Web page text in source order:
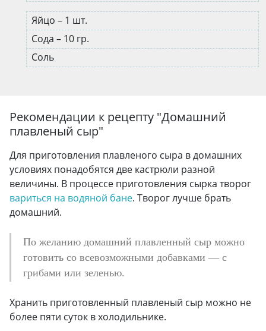
Яйцо – 1 шт.
Сода – 10 гр.
Соль
Рекомендации к рецепту "Домашний
плавленый сыр"
Для приготовления плавленого сыра в домашних
условиях понадобятся две кастрюли разной
величины. В процессе приготовления сырка творог
вариться на водяной бане. Творог лучше брать
домашний.
По желанию домашний плавленный сыр можно
готовить со всевозможными добавками — с
грибами или зеленью.
Хранить приготовленный плавленый сыр можно не
более пяти суток в холодильнике.